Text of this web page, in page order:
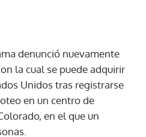
denunció nuevamente
la cual se puede adquirir
Unidos tras registrarse
en un centro de
en el que un